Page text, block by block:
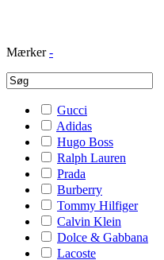
Mærker -
Gucci
Adidas
Hugo Boss
Ralph Lauren
Prada
Burberry
Tommy Hilfiger
Calvin Klein
Dolce & Gabbana
Lacoste